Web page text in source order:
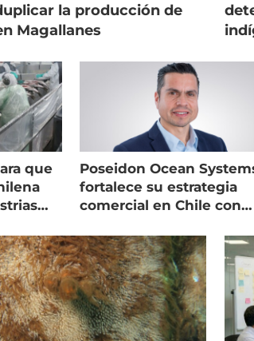
la producción de
Magallanes
que
Poseidon Ocean
fortalece su estrategia
comercial en Chile con